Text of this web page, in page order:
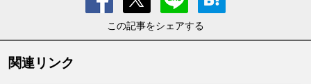
この記事をシェアする
関連リンク